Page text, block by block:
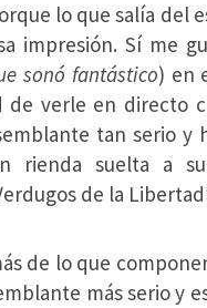
lo que salía del
impresión. Sí me
sonó fantástico) en
verle en directo
tan serio
rienda suelta a
de la
de lo que
más serio y